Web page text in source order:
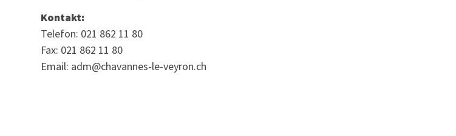
Kontakt:
Telefon: 021 862 11 80
Fax: 021 862 11 80
Email: adm@chavannes-le-veyron.ch